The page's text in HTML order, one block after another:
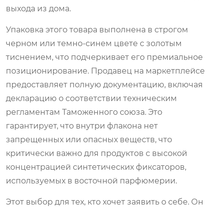
выхода из дома.
Упаковка этого товара выполнена в строгом
черном или темно-синем цвете с золотым
тиснением, что подчеркивает его премиальное
позиционирование. Продавец на маркетплейсе
предоставляет полную документацию, включая
декларацию о соответствии техническим
регламентам Таможенного союза. Это
гарантирует, что внутри флакона нет
запрещенных или опасных веществ, что
критически важно для продуктов с высокой
концентрацией синтетических фиксаторов,
используемых в восточной парфюмерии.
Этот выбор для тех, кто хочет заявить о себе. Он